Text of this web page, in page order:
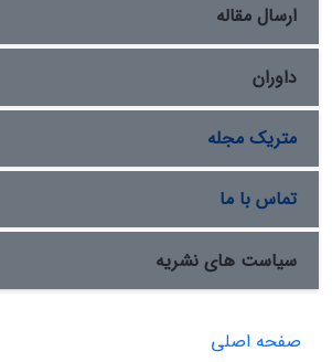
ارسال مقاله
داوران
متریک مجله
تماس با ما
سیاست های نشریه
صفحه اصلی